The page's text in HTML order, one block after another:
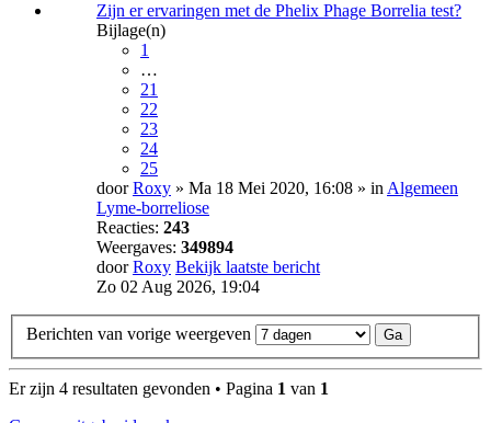
Zijn er ervaringen met de Phelix Phage Borrelia test?
Bijlage(n)
1
…
21
22
23
24
25
doorRoxy » Ma 18 Mei 2020, 16:08 » in Algemeen
Lyme-borreliose
Reacties: 243
Weergaves: 349894
doorRoxy Bekijk laatste bericht
Zo 02 Aug 2026, 19:04
Berichten van vorige weergeven
Er zijn 4 resultaten gevonden • Pagina 1 van 1